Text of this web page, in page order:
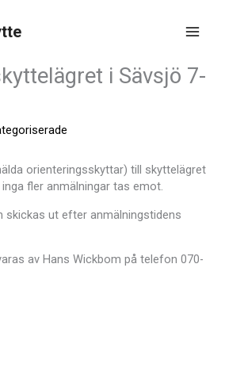
i Sävsjö 7-
orienteringsskyttar) till skyttelägret
fler anmälningar tas emot.
skickas ut efter anmälningstidens
av Hans Wickbom på telefon 070-